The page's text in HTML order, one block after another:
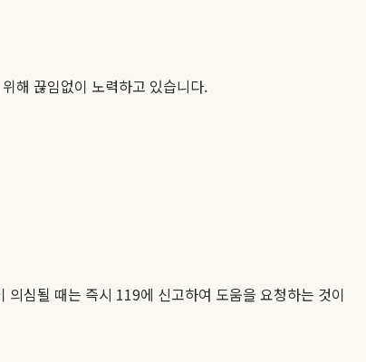
해 끊임없이 노력하고 있습니다.
심될 때는 즉시 119에 신고하여 도움을 요청하는 것이